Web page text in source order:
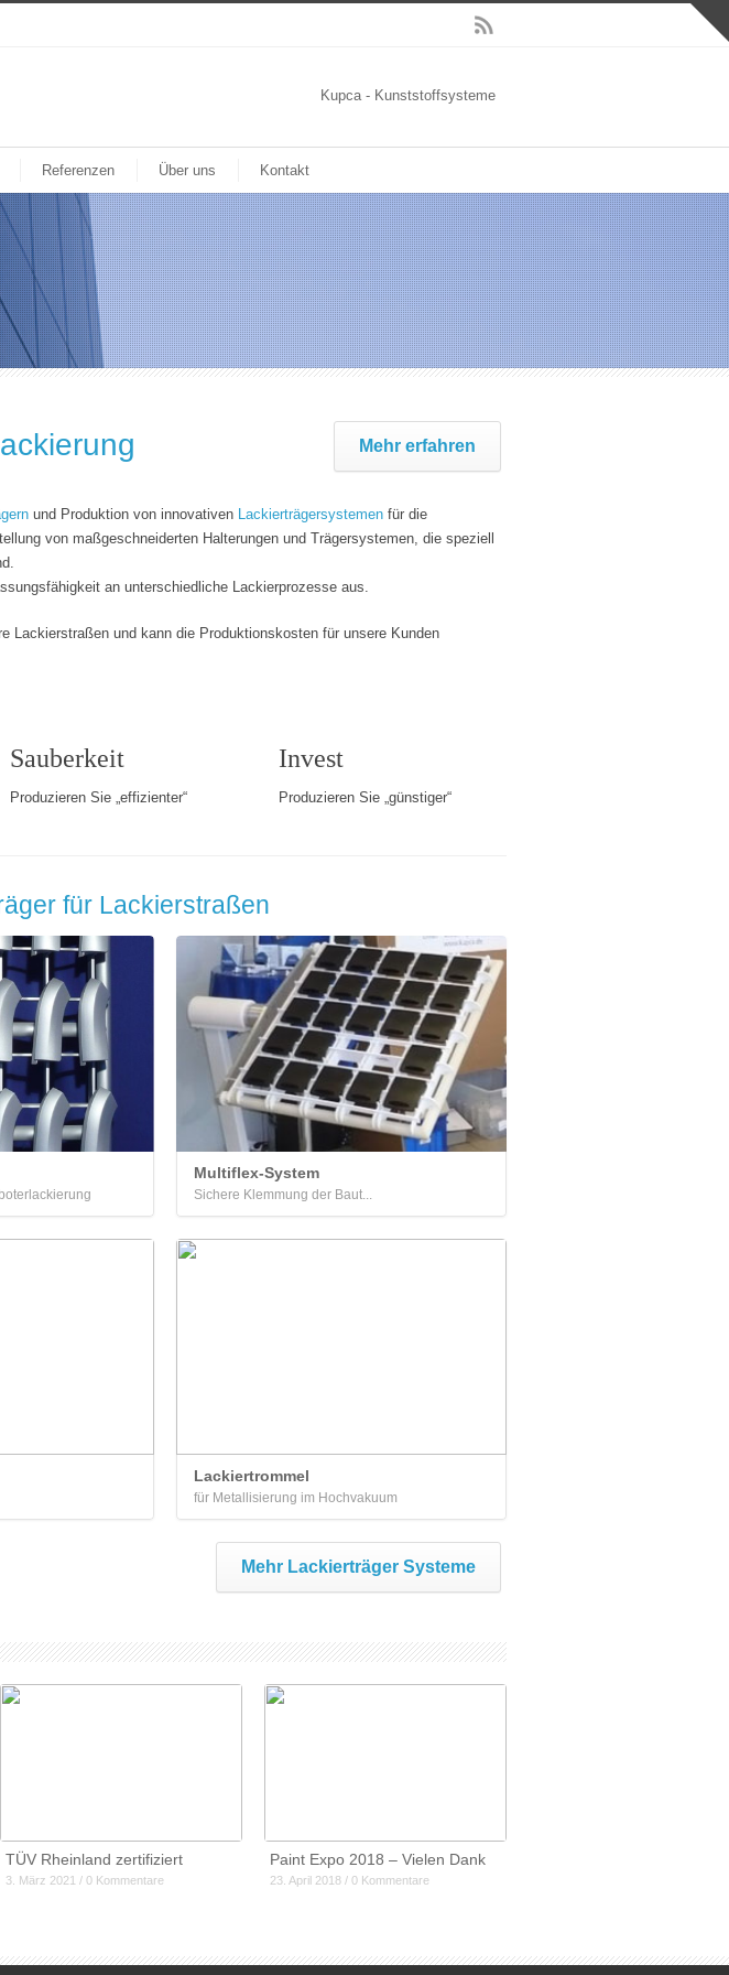
Kupca - Kunststoffsysteme
Referenzen Über uns Kontakt
Mehr erfahren
und Produktion von innovativen Lackierträgersystemen für die
von maßgeschneiderten Halterungen und Trägersystemen, die speziell
an unterschiedliche Lackierprozesse aus.
Lackierstraßen und kann die Produktionskosten für unsere Kunden
Sauberkeit
Produzieren Sie „effizienter“
Invest
Produzieren Sie „günstiger“
für Lackierstraßen
Multiflex-System
Sichere Klemmung der Baut...
Lackiertrommel
für Metallisierung im Hochvakuum
Mehr Lackierträger Systeme
TÜV Rheinland zertifiziert
3. März 2021 / 0 Kommentare
Paint Expo 2018 – Vielen Dank
23. April 2018 / 0 Kommentare